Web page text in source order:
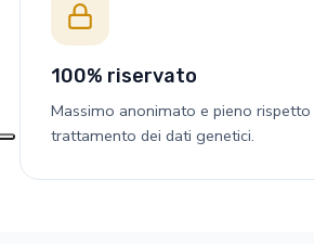
100% riservato
Massimo anonimato e pieno rispetto
trattamento dei dati genetici.